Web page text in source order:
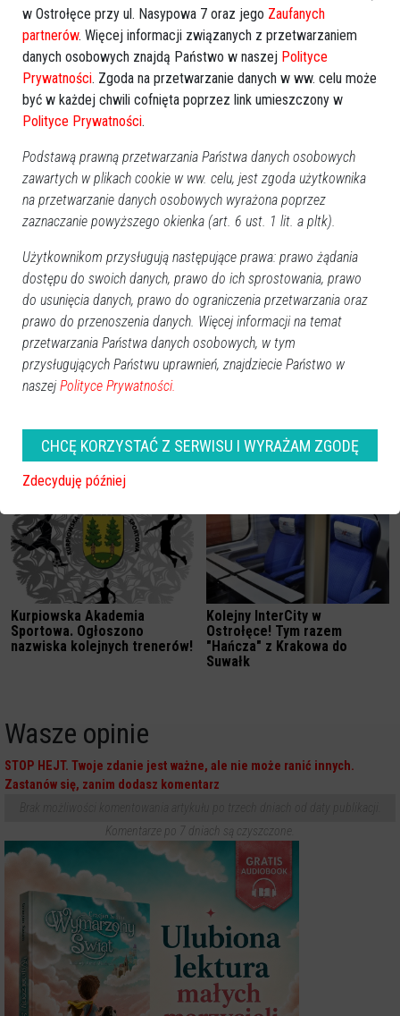
Opiekuńczy
Zobacz również
Kurpiowska Akademia
Sportowa. Ogłoszono
nazwiska kolejnych trenerów!
Kolejny InterCity w
Ostrołęce! Tym razem
"Hańcza" z Krakowa do
Suwałk
Wasze opinie
STOP HEJT. Twoje zdanie jest ważne, ale nie może ranić innych.
Zastanów się, zanim dodasz komentarz
Komentarze po 7 dniach są czyszczone.
w Ostrołęce przy ul. Nasypowa 7 oraz jego Zaufanych
partnerów. Więcej informacji związanych z przetwarzaniem
danych osobowych znajdą Państwo w naszej Polityce
Prywatności. Zgoda na przetwarzanie danych w ww. celu może
być w każdej chwili cofnięta poprzez link umieszczony w
Polityce Prywatności.
Podstawą prawną przetwarzania Państwa danych osobowych
zawartych w plikach cookie w ww. celu, jest zgoda użytkownika
na przetwarzanie danych osobowych wyrażona poprzez
zaznaczanie powyższego okienka (art. 6 ust. 1 lit. a pltk).
Użytkownikom przysługują następujące prawa: prawo żądania
dostępu do swoich danych, prawo do ich sprostowania, prawo
do usunięcia danych, prawo do ograniczenia przetwarzania oraz
prawo do przenoszenia danych. Więcej informacji na temat
przetwarzania Państwa danych osobowych, w tym
przysługujących Państwu uprawnień, znajdziecie Państwo w
naszej Polityce Prywatności.
CHCĘ KORZYSTAĆ Z SERWISU I WYRAŻAM ZGODĘ
Zdecyduję później